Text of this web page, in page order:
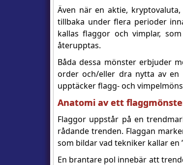
Även när en aktie,
tillbaka under flera perioder
kallas flaggor och vimplar,
återupptas.
Båda dessa mönster erbjuder
order och/eller dra nytta av
upptäcker flagg- och
Anatomi av ett
Flaggor uppstår på en
rådande trenden. Flaggan
som bildar vad tekniker kallar en
En brantare pol innebär att